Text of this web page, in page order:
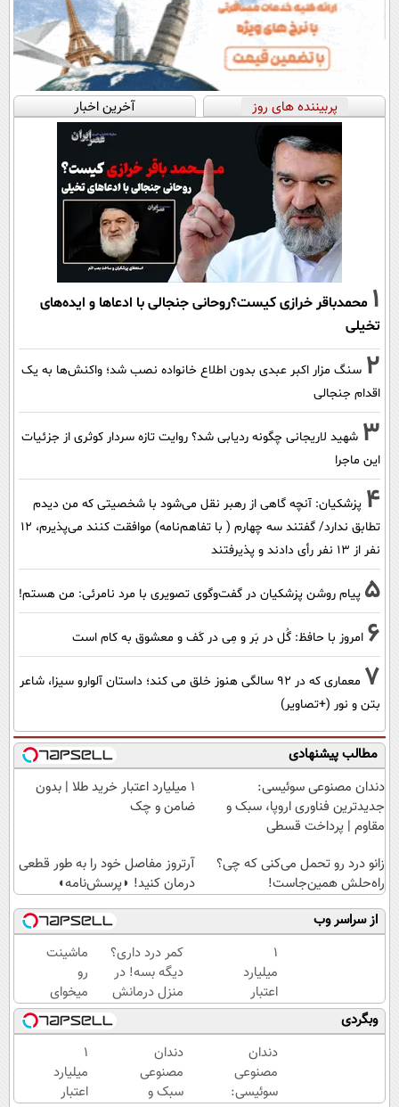
پربیننده های روز آخرین اخبار
1 محمدباقر خرازی کیست؟روحانی جنجالی با ادعاها و ایده‌های
تخیلی
2 سنگ مزار اکبر عبدی بدون اطلاع خانواده نصب شد؛ واکنش‌ها به یک
اقدام جنجالی
3 شهید لاریجانی چگونه ردیابی شد؟ روایت تازه سردار کوثری از جزئیات
این ماجرا
4 پزشکیان‌: آنچه گاهی از رهبر نقل می‌شود با شخصیتی که من دیدم
تطابق ندارد/ گفتند سه چهارم ( با تفاهم‌نامه) موافقت کنند می‌پذیرم، 12
نفر از 13 نفر رأی دادند و پذیرفتند
5 پیام روشن پزشکیان در گفت‌و‌گوی تصویری با مرد نامرئی: من هستم!
6 امروز با حافظ: گُل در بَر و مِی در کَف و معشوق به کام است
7
معماری که در 92 سالگی هنوز خلق می کند؛ داستان آلوارو سیزا، شاعر
بتن و نور (+تصاویر)
مطالب پیشنهادی
دندان مصنوعی سوئیسی:
جدیدترین فناوری اروپا، سبک و
مقاوم | پرداخت قسطی
۱ میلیارد اعتبار خرید طلا | بدون
ضامن و چک
زانو درد رو تحمل می‌کنی که چی؟
راه‌حلش همین‌جاست!
آرتروز مفاصل خود را به طور قطعی
درمان کنید! ◗پرسش‌نامه◖
از سراسر وب
۱
میلیارد
اعتبار
خرید
طلا |
بدون
ضامن
و چک
کمر درد داری؟
دیگه بسه! در
منزل درمانش
کن
(◀پرسش‌نامه)
ماشینت
رو
میخوای
بفروشی؟
اینجا یک
روزه
برات
میفروشه
وبگردی
دندان
مصنوعی
سوئیسی:
دندان
مصنوعی
سبک و
۱
میلیارد
اعتبار